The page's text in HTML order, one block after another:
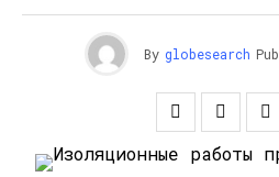
By globesearch